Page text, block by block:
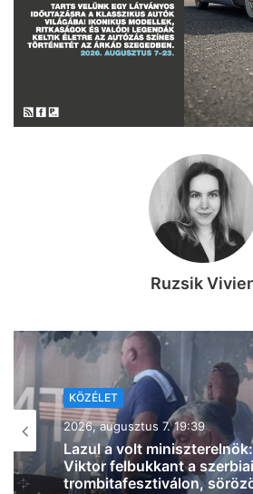
Ruzsik
KÖZÉLET
2026, augusztus 7. 18:36
Ismét Mészáros
közbeszerzést, Vitézy